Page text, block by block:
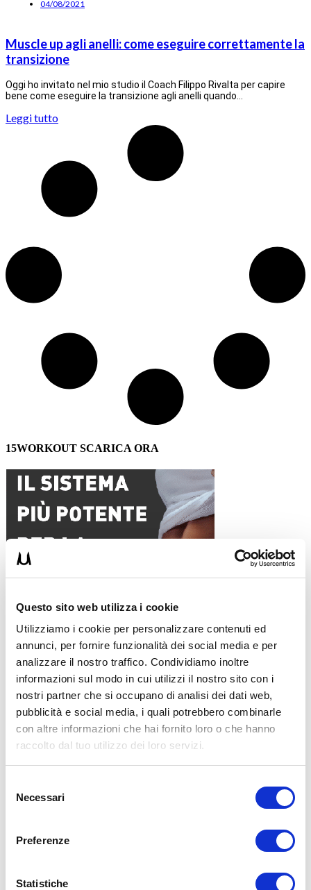
Questo sito web utilizza i cookie
Utilizziamo i cookie per personalizzare contenuti ed
annunci, per fornire funzionalità dei social media e per
analizzare il nostro traffico. Condividiamo inoltre
informazioni sul modo in cui utilizzi il nostro sito con i
nostri partner che si occupano di analisi dei dati web,
pubblicità e social media, i quali potrebbero combinarle
con altre informazioni che hai fornito loro o che hanno
raccolto dal tuo utilizzo dei loro servizi.
delNecessari
Preferenze
Statistiche
04/08/2021
Muscle up agli anelli: come eseguire correttamente la
transizione
Oggi ho invitato nel mio studio il Coach Filippo Rivalta per capire
bene come eseguire la transizione agli anelli quando…
Leggi tutto
15WORKOUT SCARICA ORA
ALLENATI CON ME!